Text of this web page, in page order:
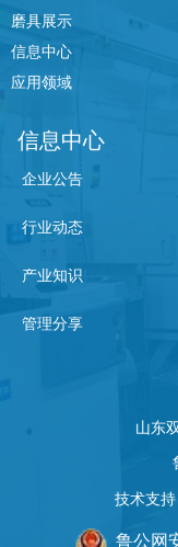
磨具展示
信息中心
应用领域
信息中心
企业公告
行业动态
产业知识
管理分享
山东
技术支
鲁公网